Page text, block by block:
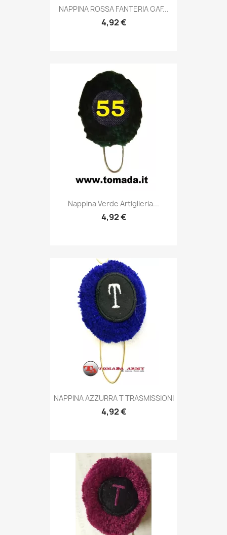
Anteprima
NAPPINA ROSSA FANTERIA GAF...
4,92 €
Anteprima
Nappina Verde Artiglieria...
4,92 €
Anteprima
NAPPINA AZZURRA T TRASMISSIONI
4,92 €